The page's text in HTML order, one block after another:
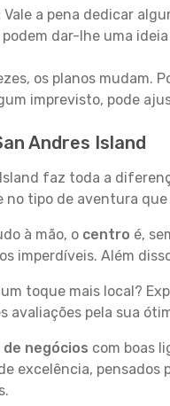
Vale a pena dedicar
dar-lhe uma
os planos mudam.
imprevisto, pode
Andres Island
faz toda a
no tipo de aventura
à mão, o centro é,
imperdíveis. Além
toque mais local?
pela sua
negócios com boas
excelência,